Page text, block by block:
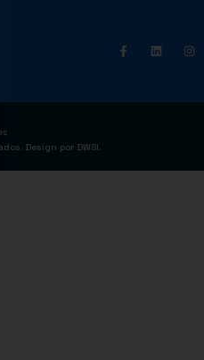
Design por DWSI.